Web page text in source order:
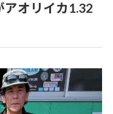
オリイカ1.32